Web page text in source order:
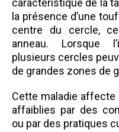
caractéristique de la
la présence d’une
centre du cercle,
anneau. Lorsque
plusieurs cercles
de grandes zones de
Cette maladie
affaiblies par des
ou par des pratiques